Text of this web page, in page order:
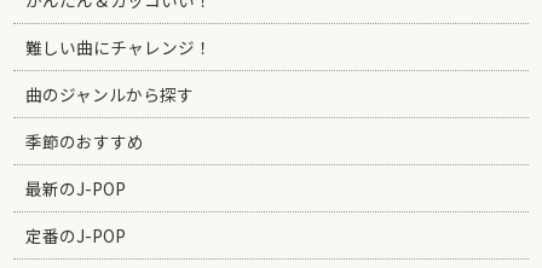
難しい曲にチャレンジ！
曲のジャンルから探す
季節のおすすめ
最新のJ-POP
定番のJ-POP